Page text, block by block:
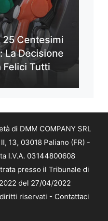
25 Centesimi
La Decisione
Felici Tutti
di DMM COMPANY SRL
13, 03018 Paliano (FR) -
I.V.A. 03144800608
presso il Tribunale di
del 27/04/2022
riservati - Contattaci